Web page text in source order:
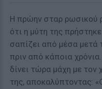
Η πρώην σταρ ρωσικού
ότι η μύτη της
σαπίζει από μέσα μετά
πριν από κάποια
δίνει τώρα μάχη με τον
της, αποκαλύπτοντας: